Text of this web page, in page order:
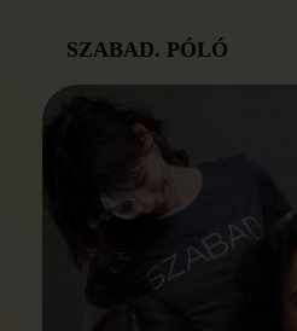
SZABAD. PÓLÓ